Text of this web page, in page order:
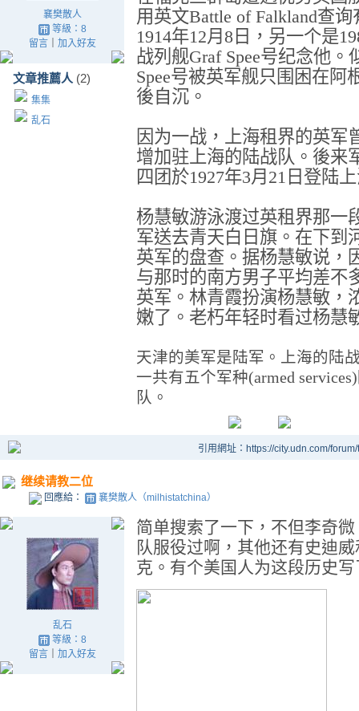
襄樊散人
等級：8
留言｜ 加入好友
文章推薦人 (2)
集集
乱石
用英文Battle of Falkland查询
1914年12月 8 日，另一个是
战列舰Graf Spee号纪念他。
Spee号被英军舰只围困在阿
後自沉。
因为一战，上海租界的英军
增加驻上海的陆战队。後来
四团於1927年3月 21 日登陆
杨慧敏游泳渡过英租界那一
军送去青天白日旗。在下到
英军的盘查。据杨慧敏说，
与那时的南方男子平均差不
英军。林青霞扮演杨慧敏，
嫩了。老朽年轻时看过杨慧
天津的美军是陆军。上海的陆
一共有五个军种(armed services)
队。
引用網址：https://city.udn.com/
继续请教二位
回應給： 襄樊散人（milhistatchina）
乱石
等級：8
留言｜ 加入好友
简单搜索了一下，不但李奇
队服役过啊，其他还有史迪
克。有个美国人为这段历史